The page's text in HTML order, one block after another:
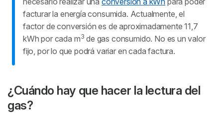
facturar la energía consumida. Actualmente, el
factor de conversión es de aproximadamente 11,7
kWh por cada m3 de gas consumido. No es un valor
fijo, por lo que podrá variar en cada factura.
¿Cuándo hay que hacer la lectura del
gas?